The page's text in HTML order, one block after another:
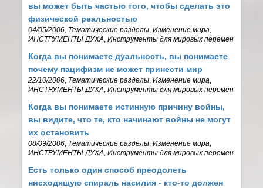
вы может быть частью того, чтобы сделать это
физической реальностью
04/05/2006 Тематические разделы ,Изменение мира
ИНСТРУМЕНТЫ ДУХА ,Инструменты для мировых перемен
Когда вы понимаете дуальность, вы понимаете
почему пацифизм не может принести мир
22/10/2006 Тематические разделы ,Изменение мира
ИНСТРУМЕНТЫ ДУХА ,Инструменты для мировых перемен
Когда вы понимаете истинную причину войны,
вы видите, что те, кто начинают войны не могут
их остановить
08/09/2006 Тематические разделы ,Изменение мира
ИНСТРУМЕНТЫ ДУХА ,Инструменты для мировых перемен
Есть только один способ преодолеть
нисходящую спираль насилия - кто-то должен